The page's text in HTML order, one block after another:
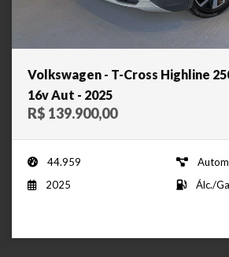
Volkswagen - T-Cross Highline
16v Aut - 2025
R$ 139.900,00
44.959
2025
Álc./